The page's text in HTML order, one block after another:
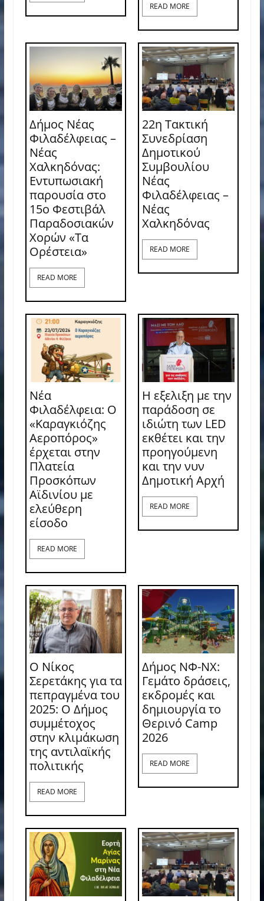
READ MORE
Δήμος Νέας
Φιλαδέλφειας –
Νέας
Χαλκηδόνας:
Εντυπωσιακή
παρουσία στο
15ο Φεστιβάλ
Παραδοσιακών
Χορών «Τα
Ορέστεια»
READ MORE
22η Τακτική
Συνεδρίαση
Δημοτικού
Συμβουλίου
Νέας
Φιλαδέλφειας –
Νέας
Χαλκηδόνας
READ MORE
Νέα
Φιλαδέλφεια: Ο
«Καραγκιόζης
Αεροπόρος»
έρχεται στην
Πλατεία
Προσκόπων
Αϊδινίου με
ελεύθερη
είσοδο
READ MORE
Η εξελιξη με την
παράδοση σε
ιδιώτη των LED
εκθέτει και την
προηγούμενη
και την νυν
Δημοτική Αρχή
READ MORE
Ο Νίκος
Σερετάκης για τα
πεπραγμένα του
2025: Ο Δήμος
συμμέτοχος
στην κλιμάκωση
της αντιλαϊκής
πολιτικής
READ MORE
Δήμος ΝΦ-ΝΧ:
Γεμάτο δράσεις,
εκδρομές και
δημιουργία το
Θερινό Camp
2026
READ MORE